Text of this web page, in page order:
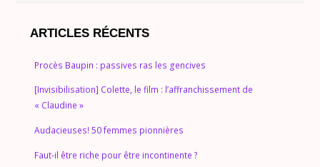
ARTICLES RÉCENTS
Procès Baupin : passives ras les gencives
[Invisibilisation] Colette, le film : l’affranchissement de
« Claudine »
Audacieuses! 50 femmes pionnières
Faut-il être riche pour être incontinente ?